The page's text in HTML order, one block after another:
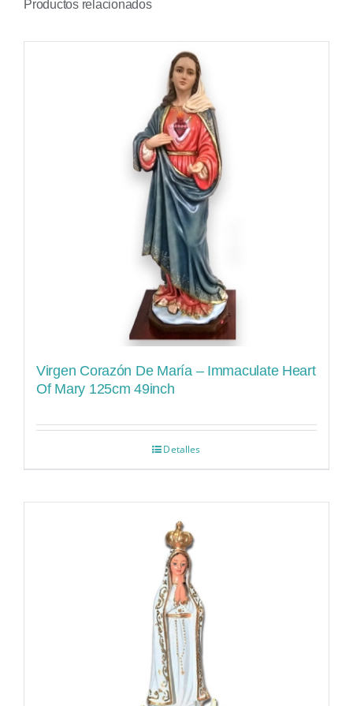
Productos relacionados
Virgen Corazón De María – Immaculate Heart
Of Mary 125cm 49inch
Detalles